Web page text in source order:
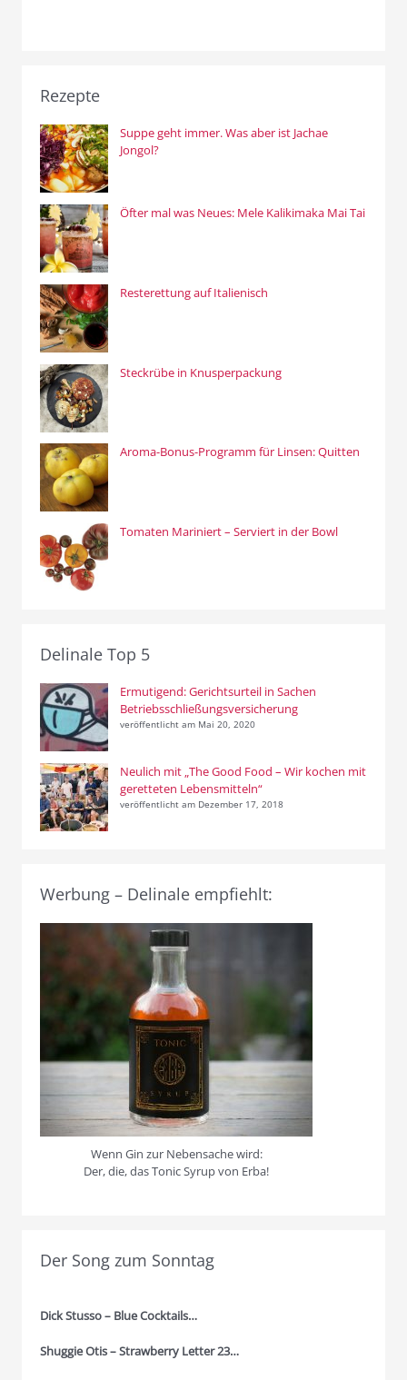
Rezepte
Suppe geht immer. Was aber ist Jachae
Jongol?
Öfter mal was Neues: Mele Kalikimaka Mai Tai
Resterettung auf Italienisch
Steckrübe in Knusperpackung
Aroma-Bonus-Programm für Linsen: Quitten
Tomaten Mariniert – Serviert in der Bowl
Delinale Top 5
Ermutigend: Gerichtsurteil in Sachen
Betriebsschließungsversicherung
veröffentlicht am Mai 20, 2020
Neulich mit „The Good Food – Wir kochen mit
geretteten Lebensmitteln“
veröffentlicht am Dezember 17, 2018
Werbung – Delinale empfiehlt:
Wenn Gin zur Nebensache wird:
Der, die, das Tonic Syrup von Erba!
Der Song zum Sonntag
Dick Stusso – Blue Cocktails…
Shuggie Otis – Strawberry Letter 23…